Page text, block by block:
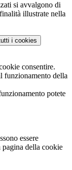
si avvalgono di
illustrate nella
i cookies
consentire.
funzionamento della
potete
essere
della cookie